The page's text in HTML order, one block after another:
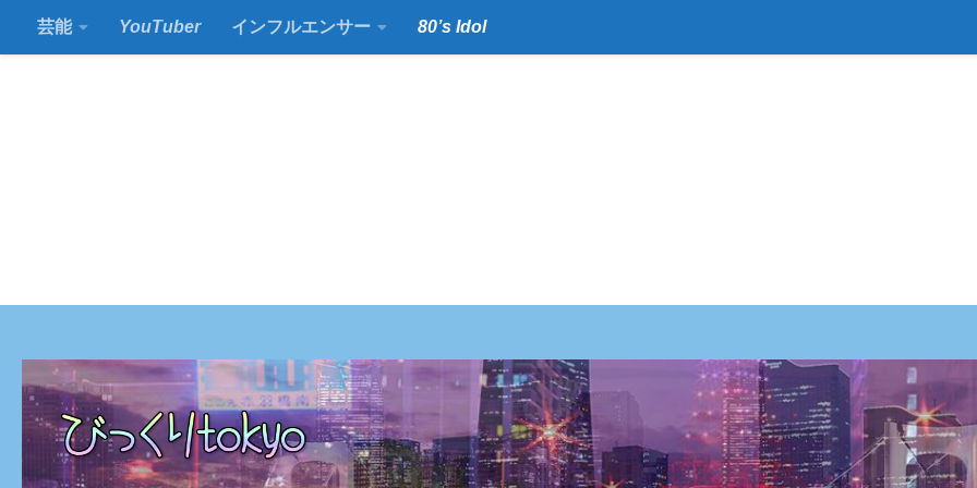
コンテンツの下
芸能 YouTuber インフルエンサー 80’s Idol